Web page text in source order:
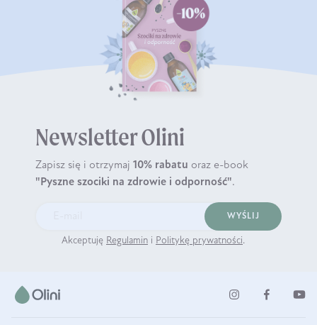
Newsletter Olini
Zapisz się i otrzymaj 10% rabatu oraz e-book
"Pyszne szociki na zdrowie i odporność".
WYŚLIJ
Akceptuję Regulamin i Politykę prywatności.